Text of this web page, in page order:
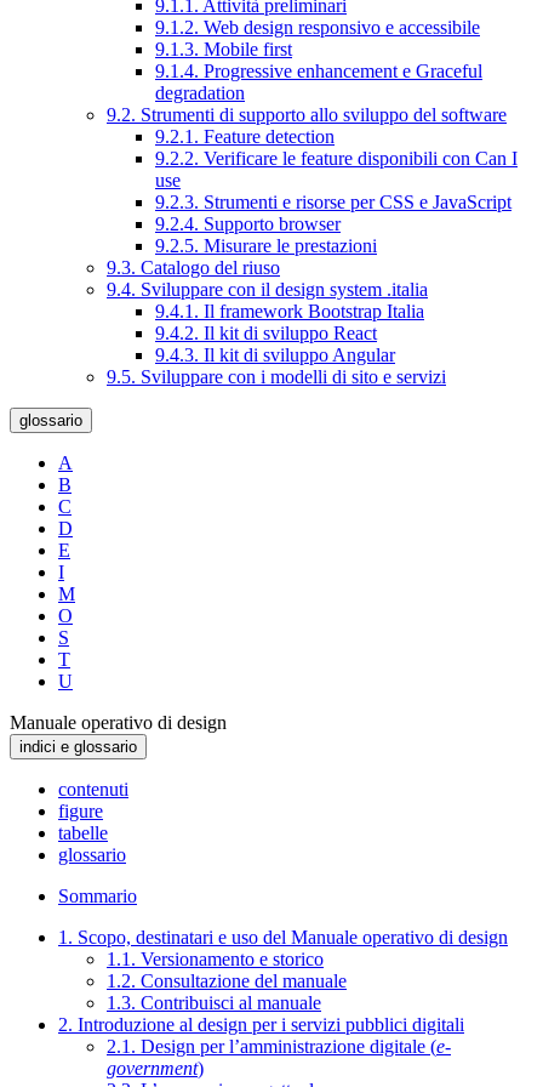
9.1.1. Attività preliminari
9.1.2. Web design responsivo e accessibile
9.1.3. Mobile first
9.1.4. Progressive enhancement e Graceful
degradation
9.2. Strumenti di supporto allo sviluppo del software
9.2.1. Feature detection
9.2.2. Verificare le feature disponibili con Can I
use
9.2.3. Strumenti e risorse per CSS e JavaScript
9.2.4. Supporto browser
9.2.5. Misurare le prestazioni
9.3. Catalogo del riuso
9.4. Sviluppare con il design system .italia
9.4.1. Il framework Bootstrap Italia
9.4.2. Il kit di sviluppo React
9.4.3. Il kit di sviluppo Angular
9.5. Sviluppare con i modelli di sito e servizi
glossario
A
B
C
D
E
I
M
O
S
T
U
Manuale operativo di design
indici e glossario
contenuti
figure
tabelle
glossario
Sommario
1. Scopo, destinatari e uso del Manuale operativo di design
1.1. Versionamento e storico
1.2. Consultazione del manuale
1.3. Contribuisci al manuale
2. Introduzione al design per i servizi pubblici digitali
2.1. Design per l’amministrazione digitale (e-
government)